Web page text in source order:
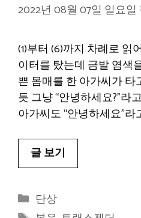
2022년 08월 07일 일요일
(1)부터 (6)까지 차례로 읽
이터를 탔는데 금발 염색
쁜 몸매를 한 아가씨가 타
듯 그냥 “안녕하세요?”라
아가씨도 “안녕하세요”라
글 보기
카
테
단상